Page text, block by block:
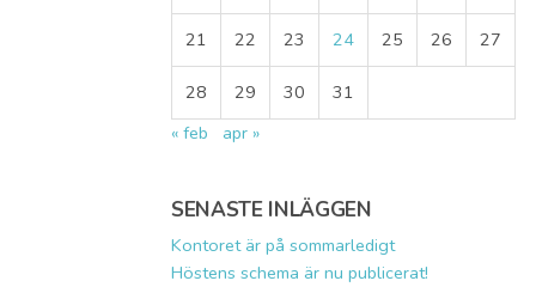
21 22 23 24 25 26 27
28 29 30
31
« feb
apr »
SENASTE INLÄGGEN
Kontoret är på sommarledigt
Höstens schema är nu publicerat!